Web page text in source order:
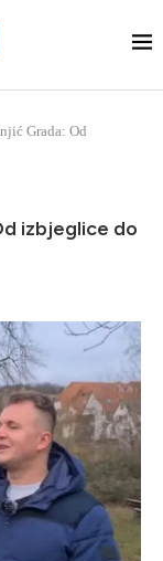
Grada: Od
izbjeglice do